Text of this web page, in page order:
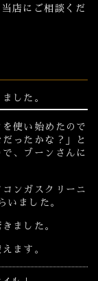
店にご相談くだ
した。
使い始めたので
ったかな？」と
、ブーンさんに
ンガスクリーニ
いました。
ました。
ます。